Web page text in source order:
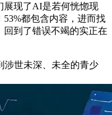
展现了AI是若何恍惚现
都包含内容，进而找
到了错误不竭的实正在
世未深、未全的青少